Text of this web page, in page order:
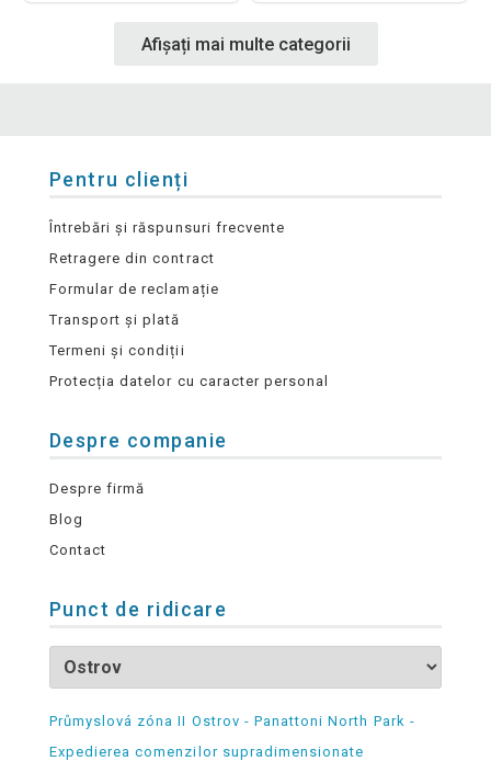
Afișați mai multe categorii
Pentru clienți
Întrebări și răspunsuri frecvente
Retragere din contract
Formular de reclamație
Transport și plată
Termeni și condiții
Protecția datelor cu caracter personal
Despre companie
Despre firmă
Blog
Contact
Punct de ridicare
Průmyslová zóna II Ostrov - Panattoni North Park -
Expedierea comenzilor supradimensionate